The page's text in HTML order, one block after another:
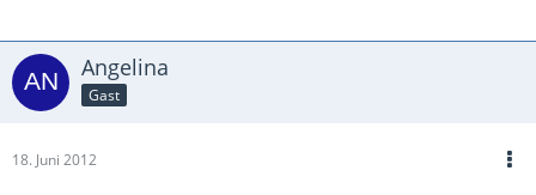
Angelina
Gast
18. Juni 2012